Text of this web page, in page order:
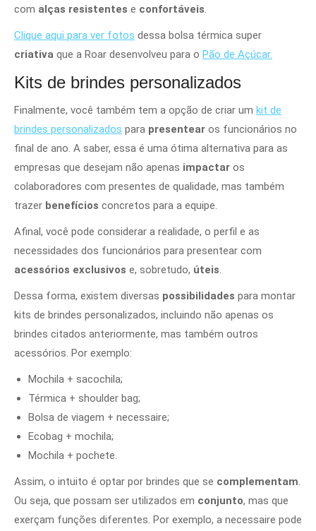
com alças resistentes e confortáveis.
Clique aqui para ver fotos dessa bolsa térmica super
criativa que a Roar desenvolveu para o Pão de Açúcar.
Kits de brindes personalizados
Finalmente, você também tem a opção de criar um kit de
brindes personalizados para presentear os funcionários no
final de ano. A saber, essa é uma ótima alternativa para as
empresas que desejam não apenas impactar os
colaboradores com presentes de qualidade, mas também
trazer benefícios concretos para a equipe.
Afinal, você pode considerar a realidade, o perfil e as
necessidades dos funcionários para presentear com
acessórios exclusivos e, sobretudo, úteis.
Dessa forma, existem diversas possibilidades para montar
kits de brindes personalizados, incluindo não apenas os
brindes citados anteriormente, mas também outros
acessórios. Por exemplo:
Mochila + sacochila;
Térmica + shoulder bag;
Bolsa de viagem + necessaire;
Ecobag + mochila;
Mochila + pochete.
Assim, o intuito é optar por brindes que se complementam.
Ou seja, que possam ser utilizados em conjunto, mas que
exerçam funções diferentes. Por exemplo, a necessaire pode